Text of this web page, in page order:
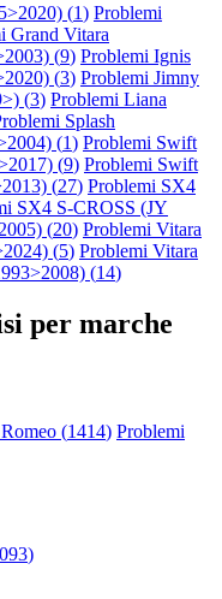
(1) Problemi
Grand Vitara
(9) Problemi Ignis
(3) Problemi Jimny
(3) Problemi Liana
Splash
(1) Problemi Swift
(9) Problemi Swift
(27) Problemi SX4
SX4 S-CROSS (JY
(20) Problemi Vitara
(5) Problemi Vitara
(14)
per marche
(1414) Problemi
)